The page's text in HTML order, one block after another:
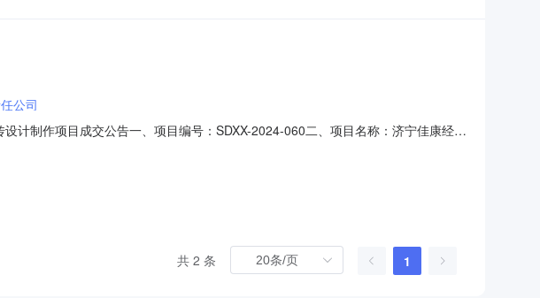
公司
计制作项目成交公告一、项目编号：SDXX-2024-060二、项目名称：济宁佳康经贸
佳康经贸有限公司文化产业商会宣传设计制作项目采购内容:本项目为济宁佳康经
共 2 条 1